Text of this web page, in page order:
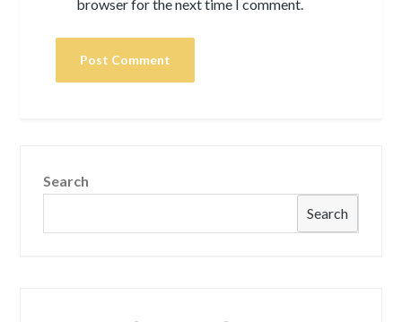
browser for the next time I comment.
Search
Search